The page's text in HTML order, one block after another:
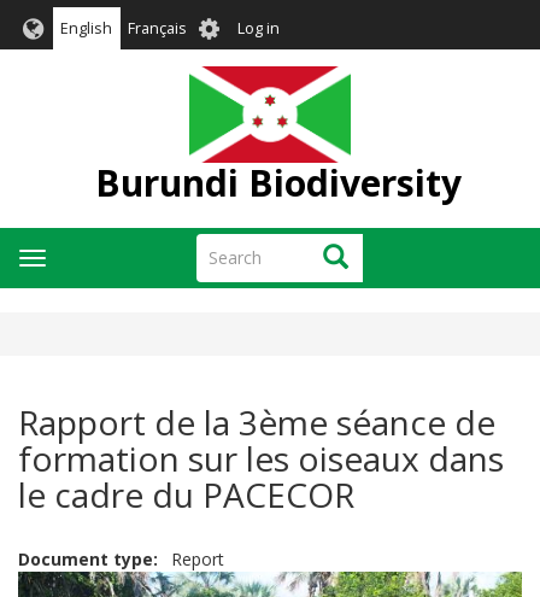
English Français User
account
menu
Log in
Burundi Biodiversity
Search Search
Toggle
navigation
Rapport de la 3ème séance de
formation sur les oiseaux dans
le cadre du PACECOR
Document type Report